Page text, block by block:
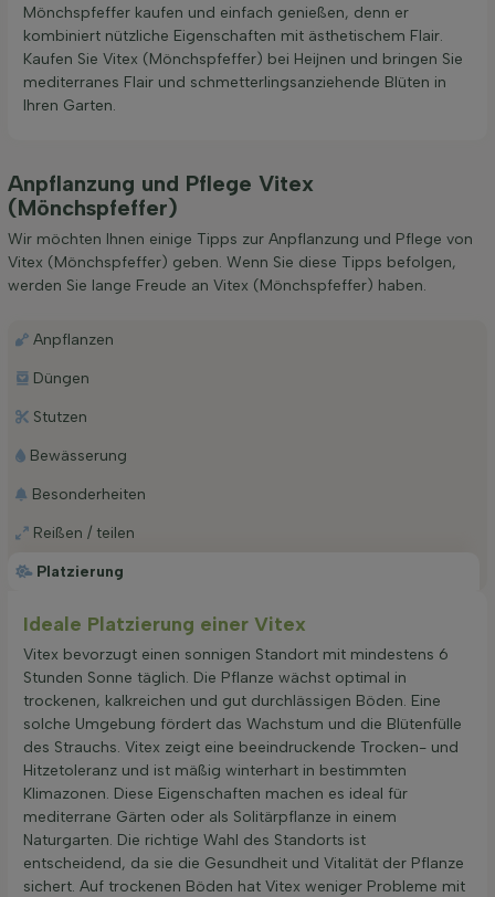
Mönchspfeffer kaufen und einfach genießen, denn er
kombiniert nützliche Eigenschaften mit ästhetischem Flair.
Kaufen Sie Vitex (Mönchspfeffer) bei Heijnen und bringen Sie
mediterranes Flair und schmetterlingsanziehende Blüten in
Ihren Garten.
Anpflanzung und Pflege Vitex
(Mönchspfeffer)
Wir möchten Ihnen einige Tipps zur Anpflanzung und Pflege von
Vitex (Mönchspfeffer) geben. Wenn Sie diese Tipps befolgen,
werden Sie lange Freude an Vitex (Mönchspfeffer) haben.
Platzierung
Anpflanzen
Düngen
Stutzen
Bewässerung
Besonderheiten
Reißen / teilen
Ideale Platzierung einer Vitex
Vitex bevorzugt einen sonnigen Standort mit mindestens 6
Stunden Sonne täglich. Die Pflanze wächst optimal in
trockenen, kalkreichen und gut durchlässigen Böden. Eine
solche Umgebung fördert das Wachstum und die Blütenfülle
des Strauchs. Vitex zeigt eine beeindruckende Trocken- und
Hitzetoleranz und ist mäßig winterhart in bestimmten
Klimazonen. Diese Eigenschaften machen es ideal für
mediterrane Gärten oder als Solitärpflanze in einem
Naturgarten. Die richtige Wahl des Standorts ist
entscheidend, da sie die Gesundheit und Vitalität der Pflanze
sichert. Auf trockenen Böden hat Vitex weniger Probleme mit